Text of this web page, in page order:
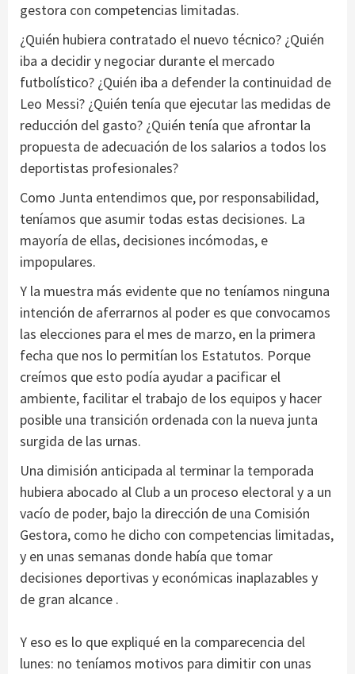
gestora con competencias limitadas.
¿Quién hubiera contratado el nuevo técnico? ¿Quién
iba a decidir y negociar durante el mercado
futbolístico? ¿Quién iba a defender la continuidad de
Leo Messi? ¿Quién tenía que ejecutar las medidas de
reducción del gasto? ¿Quién tenía que afrontar la
propuesta de adecuación de los salarios a todos los
deportistas profesionales?
Como Junta entendimos que, por responsabilidad,
teníamos que asumir todas estas decisiones. La
mayoría de ellas, decisiones incómodas, e
impopulares.
Y la muestra más evidente que no teníamos ninguna
intención de aferrarnos al poder es que convocamos
las elecciones para el mes de marzo, en la primera
fecha que nos lo permitían los Estatutos. Porque
creímos que esto podía ayudar a pacificar el
ambiente, facilitar el trabajo de los equipos y hacer
posible una transición ordenada con la nueva junta
surgida de las urnas.
Una dimisión anticipada al terminar la temporada
hubiera abocado al Club a un proceso electoral y a un
vacío de poder, bajo la dirección de una Comisión
Gestora, como he dicho con competencias limitadas,
y en unas semanas donde había que tomar
decisiones deportivas y económicas inaplazables y
de gran alcance .
Y eso es lo que expliqué en la comparecencia del
lunes: no teníamos motivos para dimitir con unas